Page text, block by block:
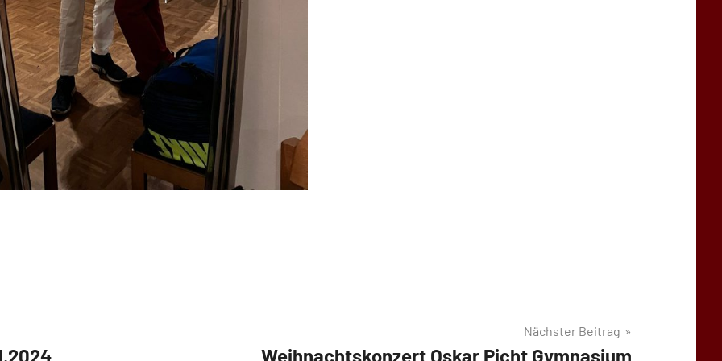
Nächster Beitrag
Weihnachtskonzert Oskar Picht Gymnasium